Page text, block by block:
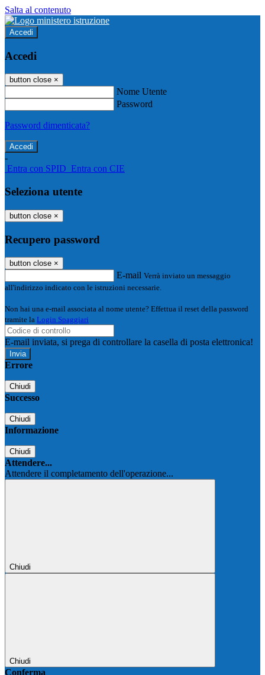
Salta al contenuto
Accedi
Accedi
button close ×
Nome Utente
Password
Password dimenticata?
-
Entra con SPID Entra con CIE
Seleziona utente
button close ×
Recupero password
button close ×
E-mail Verrà inviato un messaggio
all'indirizzo indicato con le istruzioni necessarie.
Non hai una e-mail associata al nome utente? Effettua il reset della password
tramite la Login Spaggiari
E-mail inviata, si prega di controllare la casella di posta elettronica!
Errore
Chiudi
Successo
Chiudi
Informazione
Chiudi
Attendere...
Attendere il completamento dell'operazione...
Chiudi
Chiudi
Conferma